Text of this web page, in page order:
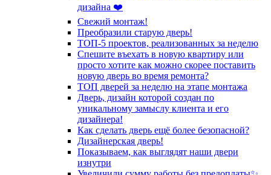
дизайна ❤️
Свежий монтаж!
Преобразили старую дверь!
ТОП-5 проектов, реализованных за неделю
Спешите въехать в новую квартиру или
просто хотите как можно скорее поставить
новую дверь во время ремонта?
ТОП дверей за неделю на этапе монтажа
Дверь, дизайн которой создан по
уникальному замыслу клиента и его
дизайнера!
Как сделать дверь ещё более безопасной?
Дизайнерская дверь!
Показываем, как выглядят наши двери
изнутри